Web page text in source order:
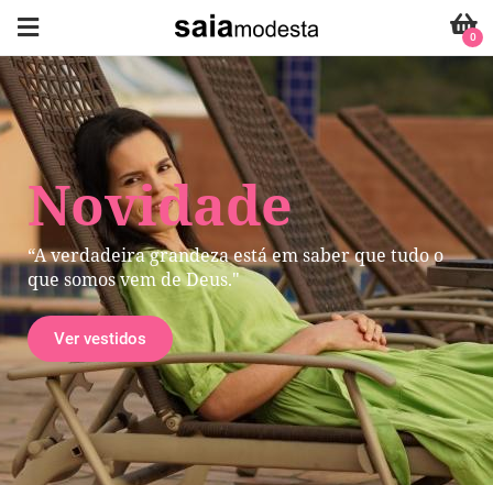
Novidade
“A verdadeira grandeza está em saber que tudo o
que somos vem de Deus."
Ver vestidos
0